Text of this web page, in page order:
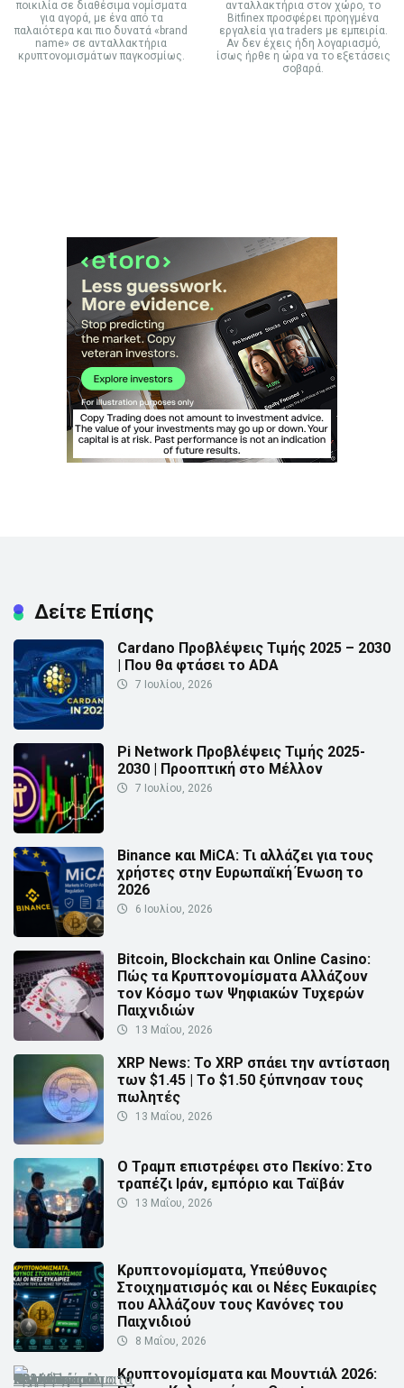
ποικιλία σε διαθέσιμα νομίσματα
για αγορά, με ένα από τα
παλαιότερα και πιο δυνατά «brand
name» σε ανταλλακτήρια
κρυπτονομισμάτων παγκοσμίως.
ανταλλακτήρια στον χώρο, το
Bitfinex προσφέρει προηγμένα
εργαλεία για traders με εμπειρία.
Αν δεν έχεις ήδη λογαριασμό,
ίσως ήρθε η ώρα να το εξετάσεις
σοβαρά.
Δείτε Επίσης
Cardano Προβλέψεις Τιμής 2025 – 2030
| Που θα φτάσει το ADA
7 Ιουλίου, 2026
Pi Network Προβλέψεις Τιμής 2025-
2030 | Προοπτική στο Μέλλον
7 Ιουλίου, 2026
Binance και MiCA: Τι αλλάζει για τους
χρήστες στην Ευρωπαϊκή Ένωση το
2026
6 Ιουλίου, 2026
Bitcoin, Blockchain και Online Casino:
Πώς τα Κρυπτονομίσματα Αλλάζουν
τον Κόσμο των Ψηφιακών Τυχερών
Παιχνιδιών
13 Μαΐου, 2026
XRP News: Το XRP σπάει την αντίσταση
των $1.45 | Τo $1.50 ξύπνησαν τους
πωλητές
13 Μαΐου, 2026
Ο Τραμπ επιστρέφει στο Πεκίνο: Στο
τραπέζι Ιράν, εμπόριο και Ταϊβάν
13 Μαΐου, 2026
Κρυπτονομίσματα, Υπεύθυνος
Στοιχηματισμός και οι Νέες Ευκαιρίες
που Αλλάζουν τους Κανόνες του
Παιχνιδιού
8 Μαΐου, 2026
Κρυπτονομίσματα και Μουντιάλ 2026: